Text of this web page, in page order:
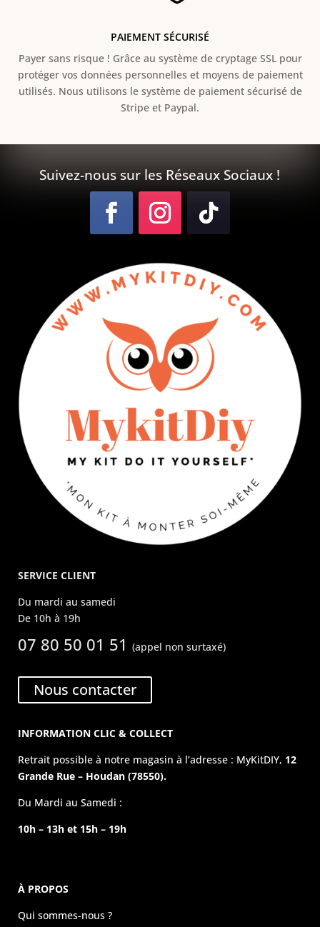
PAIEMENT SÉCURISÉ
Payer sans risque ! Grâce au système de cryptage SSL pour
protéger vos données personnelles et moyens de paiement
utilisés. Nous utilisons le système de paiement sécurisé de
Stripe et Paypal.
Suivez-nous sur les Réseaux Sociaux !
SERVICE CLIENT
Du mardi au samedi
De 10h à 19h
07 80 50 01 51(appel non surtaxé)
Nous contacter
INFORMATION CLIC & COLLECT
Retrait possible à notre magasin à l’adresse : MyKitDIY, 12
Grande Rue – Houdan (78550).
Du Mardi au Samedi :
10h – 13h et 15h – 19h
À PROPOS
Qui sommes-nous ?